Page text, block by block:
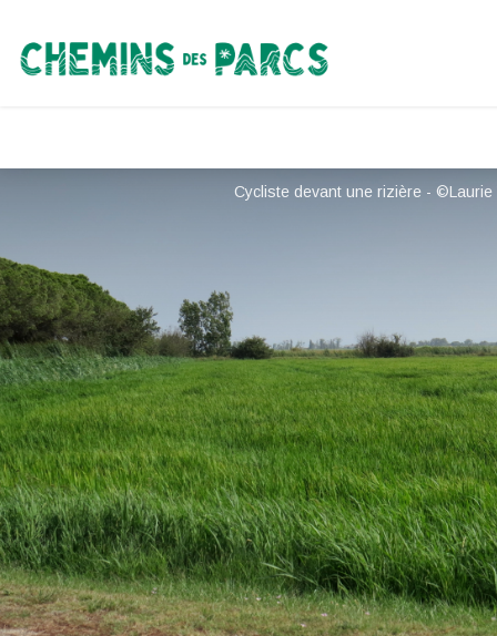
Chemins des Parcs
Cycliste devant une rizière - ©Laurie